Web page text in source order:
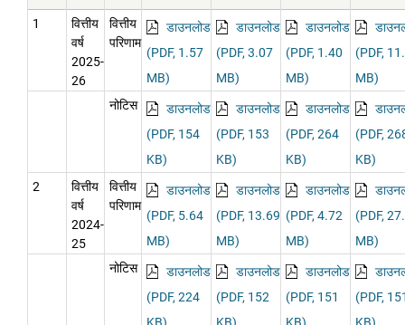
1
वित्तीय
वर्ष
2025-
26
वित्तीय
परिणाम
डाउनलोड
(PDF, 1.57
MB)
डाउनलोड
(PDF, 3.07
MB)
डाउनलोड
(PDF, 1.40
MB)
(PDF,
MB)
नोटिस
डाउनलोड
(PDF, 154
KB)
डाउनलोड
(PDF, 153
KB)
डाउनलोड
(PDF, 264
KB)
(PDF,
KB)
2
वित्तीय
वर्ष
2024-
25
वित्तीय
परिणाम
डाउनलोड
(PDF, 5.64
MB)
डाउनलोड
(PDF, 13.69
MB)
डाउनलोड
(PDF, 4.72
MB)
(PDF,
MB)
नोटिस
डाउनलोड
(PDF, 224
डाउनलोड
(PDF, 152
डाउनलोड
(PDF, 151
(PDF,